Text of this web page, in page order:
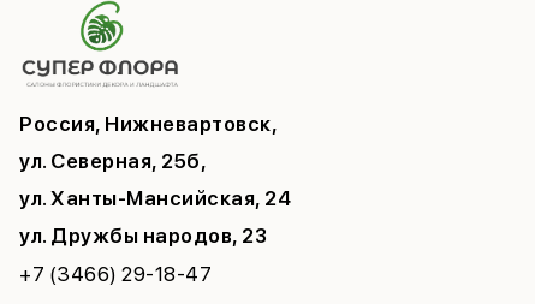
Россия, Нижневартовск,
ул. Северная, 25б,
ул. Ханты-Мансийская, 24
ул. Дружбы народов, 23
+7 (3466) 29-18-47